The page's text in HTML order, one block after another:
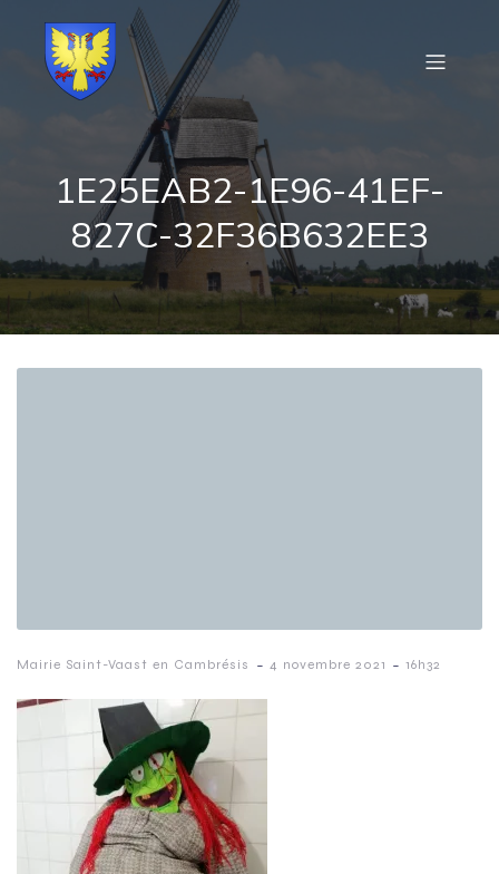
1E25EAB2-1E96-41EF-
827C-32F36B632EE3
Mairie Saint-Vaast en Cambrésis - 4 novembre 2021 - 16h32